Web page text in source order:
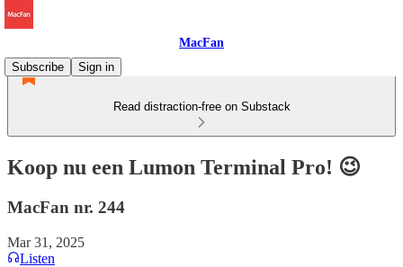
MacFan
Subscribe
Sign in
Read distraction-free on Substack
Koop nu een Lumon Terminal Pro! 😉
MacFan nr. 244
Mar 31, 2025
Listen